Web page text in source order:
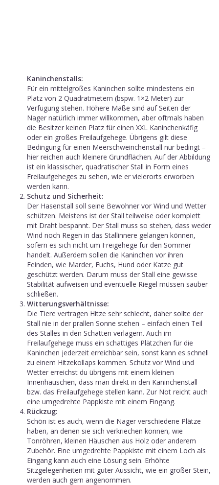
Kaninchenstalls:
Für ein mittelgroßes Kaninchen sollte mindestens ein
Platz von 2 Quadratmetern (bspw. 1×2 Meter) zur
Verfügung stehen. Höhere Maße sind auf Seiten der
Nager natürlich immer willkommen, aber oftmals haben
die Besitzer keinen Platz für einen XXL Kaninchenkäfig
oder ein großes Freilaufgehege. Übrigens gilt diese
Bedingung für einen Meerschweinchenstall nur bedingt –
hier reichen auch kleinere Grundflächen. Auf der Abbildung
ist ein klassischer, quadratischer Stall in Form eines
Freilaufgeheges zu sehen, wie er vielerorts erworben
werden kann.
Schutz und Sicherheit:
Der Hasenstall soll seine Bewohner vor Wind und Wetter
schützen. Meistens ist der Stall teilweise oder komplett
mit Draht bespannt. Der Stall muss so stehen, dass weder
Wind noch Regen in das Stallinnere gelangen können,
sofern es sich nicht um Freigehege für den Sommer
handelt. Außerdem sollen die Kaninchen vor ihren
Feinden, wie Marder, Fuchs, Hund oder Katze gut
geschützt werden. Darum muss der Stall eine gewisse
Stabilität aufweisen und eventuelle Riegel müssen sauber
schließen.
Witterungsverhältnisse:
Die Tiere vertragen Hitze sehr schlecht, daher sollte der
Stall nie in der prallen Sonne stehen – einfach einen Teil
des Stalles in den Schatten verlagern. Auch im
Freilaufgehege muss ein schattiges Plätzchen für die
Kaninchen jederzeit erreichbar sein, sonst kann es schnell
zu einem Hitzekollaps kommen. Schutz vor Wind und
Wetter erreichst du übrigens mit einem kleinen
Innenhäuschen, dass man direkt in den Kaninchenstall
bzw. das Freilaufgehege stellen kann. Zur Not reicht auch
eine umgedrehte Pappkiste mit einem Eingang.
Rückzug:
Schön ist es auch, wenn die Nager verschiedene Plätze
haben, an denen sie sich verkriechen können, wie
Tonröhren, kleinen Häuschen aus Holz oder anderem
Zubehör. Eine umgedrehte Pappkiste mit einem Loch als
Eingang kann auch eine Lösung sein. Erhöhte
Sitzgelegenheiten mit guter Aussicht, wie ein großer Stein,
werden auch gern angenommen.